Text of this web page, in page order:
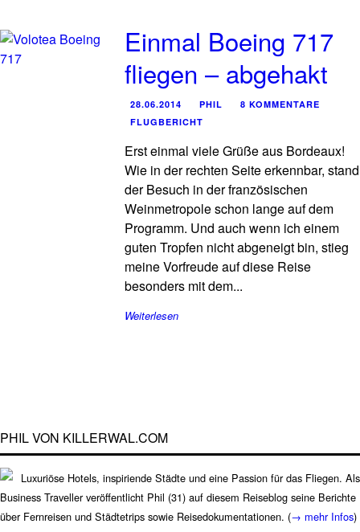
Einmal Boeing 717
fliegen – abgehakt
28.06.2014 PHIL
8 KOMMENTARE
FLUGBERICHT
Erst einmal viele Grüße aus Bordeaux!
Wie in der rechten Seite erkennbar, stand
der Besuch in der französischen
Weinmetropole schon lange auf dem
Programm. Und auch wenn ich einem
guten Tropfen nicht abgeneigt bin, stieg
meine Vorfreude auf diese Reise
besonders mit dem...
Weiterlesen
PHIL VON KILLERWAL.COM
Luxuriöse Hotels, inspiriende Städte und eine Passion für das Fliegen. Als
Business Traveller veröffentlicht Phil (31) auf diesem Reiseblog seine Berichte
über Fernreisen und Städtetrips sowie Reisedokumentationen. (→ mehr Infos)